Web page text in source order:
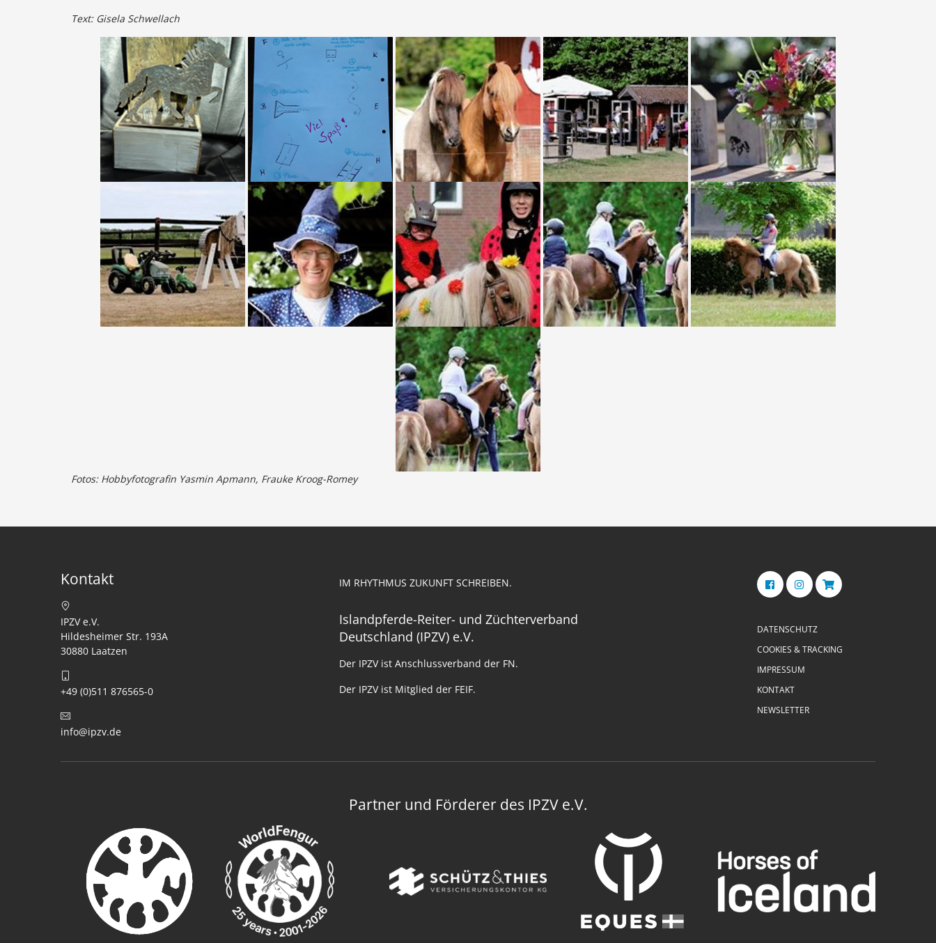
Text: Gisela Schwellach
Fotos: Hobbyfotografin Yasmin Apmann, Frauke Kroog-Romey
Kontakt
IPZV e.V.
Hildesheimer Str. 193A
30880 Laatzen
+49 (0)511 876565-0
info@ipzv.de
IM RHYTHMUS ZUKUNFT SCHREIBEN.
Islandpferde-Reiter- und Züchterverband
Deutschland (IPZV) e.V.
Der IPZV ist Anschlussverband der FN.
Der IPZV ist Mitglied der FEIF.
DATENSCHUTZ
COOKIES & TRACKING
IMPRESSUM
KONTAKT
NEWSLETTER
Partner und Förderer des IPZV e.V.